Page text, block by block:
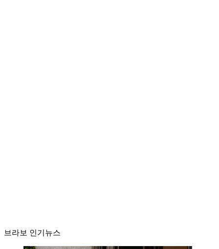
브라보 인기뉴스